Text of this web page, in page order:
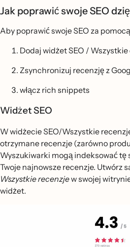
Jak poprawić swoje SEO
Aby poprawić swoje SEO za
Dodaj widżet SEO /
Zsynchronizuj recenzję z
włącz rich snippets
Widżet SEO
W widżecie SEO/Wszystkie
otrzymane recenzje (zarówno
Wyszukiwarki mogą indeksować tę
Twoje najnowsze recenzje. Utwórz
Wszystkie recenzjew swojej
widżet.